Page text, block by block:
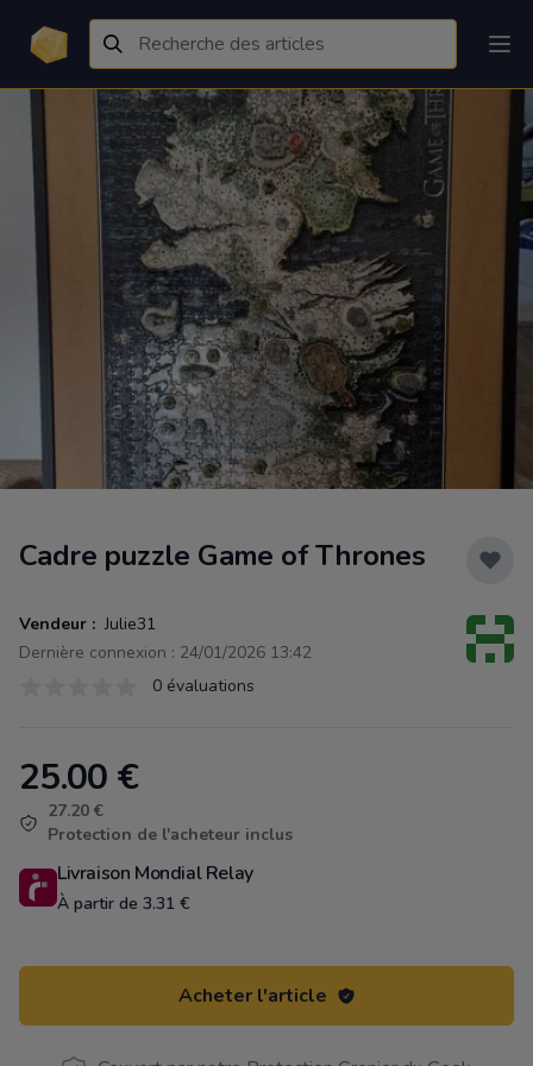
Cadre puzzle Game of Thrones
Vendeur : Julie31
Dernière connexion : 24/01/2026 13:42
0 évaluations
Product information
25.00 €
27.20 €
Protection de l'acheteur inclus
Livraison Mondial Relay
À partir de 3.31 €
Acheter l'article